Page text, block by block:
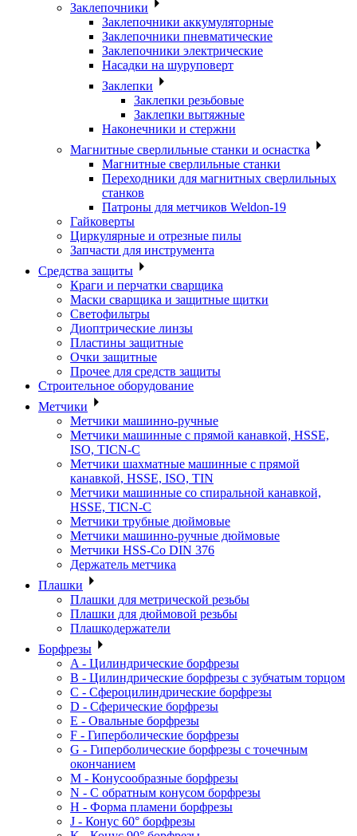
Заклепочники
Заклепочники аккумуляторные
Заклепочники пневматические
Заклепочники электрические
Насадки на шуруповерт
Заклепки
Заклепки резьбовые
Заклепки вытяжные
Наконечники и стержни
Магнитные сверлильные станки и оснастка
Магнитные сверлильные станки
Переходники для магнитных сверлильных
станков
Патроны для метчиков Weldon-19
Гайковерты
Циркулярные и отрезные пилы
Запчасти для инструмента
Средства защиты
Краги и перчатки сварщика
Маски сварщика и защитные щитки
Светофильтры
Диоптрические линзы
Пластины защитные
Очки защитные
Прочее для средств защиты
Строительное оборудование
Метчики
Метчики машинно-ручные
Метчики машинные с прямой канавкой, HSSE,
ISO, TICN-C
Метчики шахматные машинные с прямой
канавкой, HSSE, ISO, TIN
Метчики машинные со спиральной канавкой,
HSSE, TICN-C
Метчики трубные дюймовые
Метчики машинно-ручные дюймовые
Метчики HSS-Co DIN 376
Держатель метчика
Плашки
Плашки для метрической резьбы
Плашки для дюймовой резьбы
Плашкодержатели
Борфрезы
A - Цилиндрические борфрезы
B - Цилиндрические борфрезы с зубчатым торцом
C - Сфероцилиндрические борфрезы
D - Сферические борфрезы
E - Овальные борфрезы
F - Гиперболические борфрезы
G - Гиперболические борфрезы с точечным
окончанием
M - Конусообразные борфрезы
N - С обратным конусом борфрезы
H - Форма пламени борфрезы
J - Конус 60° борфрезы